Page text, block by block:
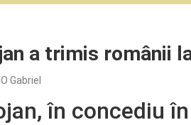
a trimis românii
O Gabriel
în concediu